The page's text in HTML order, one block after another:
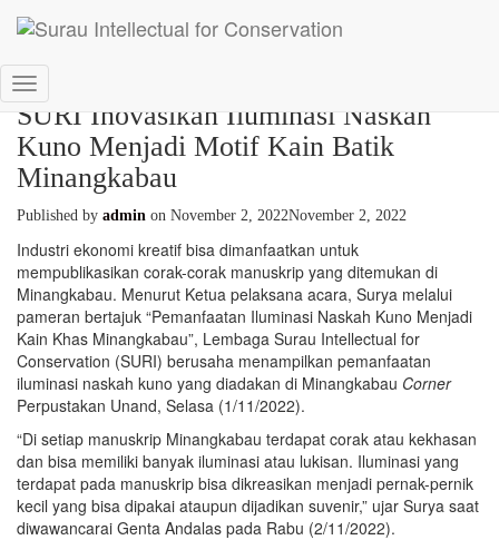
Toggle
Navigation
SURI Inovasikan Iluminasi Naskah
Kuno Menjadi Motif Kain Batik
Minangkabau
Published by admin on November 2, 2022November 2, 2022
Industri ekonomi kreatif bisa dimanfaatkan untuk
mempublikasikan corak-corak manuskrip yang ditemukan di
Minangkabau. Menurut Ketua pelaksana acara, Surya melalui
pameran bertajuk “Pemanfaatan Iluminasi Naskah Kuno Menjadi
Kain Khas Minangkabau”, Lembaga Surau Intellectual for
Conservation (SURI) berusaha menampilkan pemanfaatan
iluminasi naskah kuno yang diadakan di Minangkabau Corner
Perpustakan Unand, Selasa (1/11/2022).
“Di setiap manuskrip Minangkabau terdapat corak atau kekhasan
dan bisa memiliki banyak iluminasi atau lukisan. Iluminasi yang
terdapat pada manuskrip bisa dikreasikan menjadi pernak-pernik
kecil yang bisa dipakai ataupun dijadikan suvenir,” ujar Surya saat
diwawancarai Genta Andalas pada Rabu (2/11/2022).